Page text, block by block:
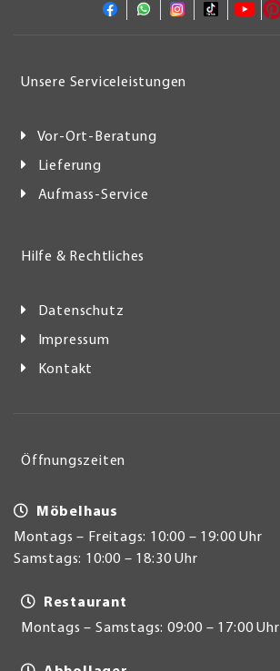
Unsere Serviceleistungen
Vor-Ort-Beratung
Lieferung
Aufmass-Service
Hilfe & Rechtliches
Datenschutz
Impressum
Kontakt
Öffnungszeiten
Möbelhaus
Montags – Freitags: 10:00 – 19:00 Uhr
Samstags: 10:00 – 18:30 Uhr
Restaurant
Montags – Samstags: 09:00 – 17:00 Uhr